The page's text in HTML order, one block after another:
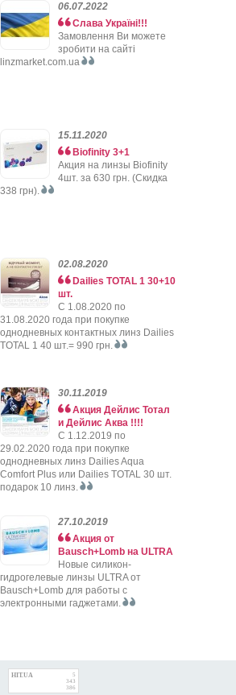
06.07.2022
Слава Україні!!!
Замовлення Ви можете
зробити на сайті
linzmarket.com.ua
15.11.2020
Biofinity 3+1
Акция на линзы Biofinity
4шт. за 630 грн. (Скидка
338 грн).
02.08.2020
Dailies TOTAL 1 30+10
шт.
C 1.08.2020 по
31.08.2020 года при покупке
однодневных контактных линз Dailies
TOTAL 1 40 шт.= 990 грн.
30.11.2019
Акция Дейлис Тотал
и Дейлис Аква !!!!
C 1.12.2019 по
29.02.2020 года при покупке
однодневных линз Dailies Aqua
Comfort Plus или Dailies TOTAL 30 шт.
подарок 10 линз.
27.10.2019
Акция от
Bausch+Lomb на ULTRA
Новые силикон-
гидрогелевые линзы ULTRA от
Bausch+Lomb для работы с
электронными гаджетами.
HIT.UA
5
343
386